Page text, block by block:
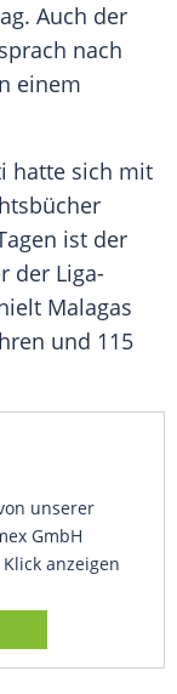
Auch der
sprach nach
einem
hatte sich mit
ist der
der Liga-
Malagas
und 115
unserer
GmbH
anzeigen